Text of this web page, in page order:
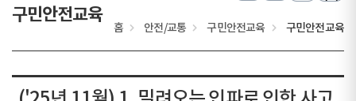
구민안전교육
홈 안전/교통 구민안전교육 구민안전교육